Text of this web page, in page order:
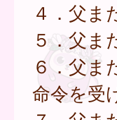
４．父ま
５．父ま
６．父ま
命令を受